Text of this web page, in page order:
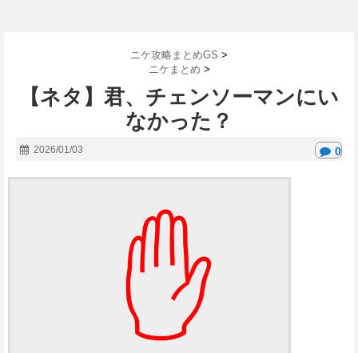
ニケ攻略まとめGS >
ニケまとめ >
【ネタ】君、チェンソーマンにい
なかった？
2026/01/03 0
✋